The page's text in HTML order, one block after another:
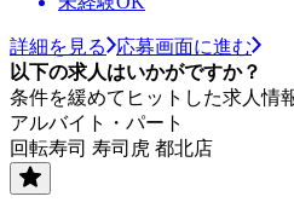
詳細を見る
応募画面に進む
以下の求人はいかがですか？
条件を緩めてヒットした求人情
アルバイト・パート
回転寿司 寿司虎 都北店